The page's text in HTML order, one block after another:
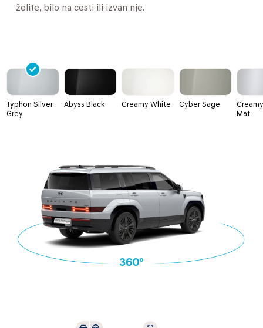
želite, bilo na cesti ili izvan nje.
Typhon Silver
Grey
Abyss Black Creamy White Cyber Sage
Mat